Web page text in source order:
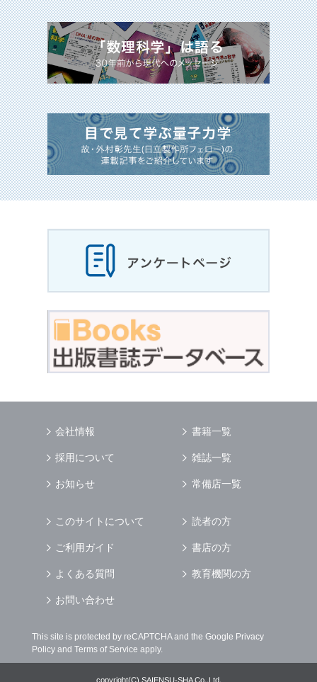
会社情報
採用について
お知らせ
書籍一覧
雑誌一覧
常備店一覧
このサイトについて
ご利用ガイド
よくある質問
お問い合わせ
読者の方
書店の方
教育機関の方
This site is protected by reCAPTCHA and the Google Privacy
Policyand Terms of Service apply.
copyright(C) SAIENSU-SHA Co.,Ltd,